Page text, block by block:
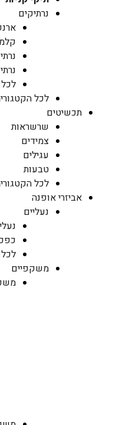
נרתיקים
לכל
תכשיטים
שרשראות
צמידים
עגילים
טבעות
לכל
אביזרי אופנה
נעליים
משקפיים